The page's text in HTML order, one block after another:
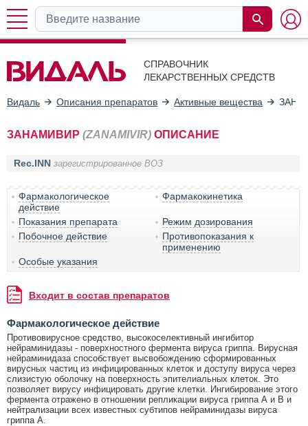
СПРАВОЧНИК
ЛЕКАРСТВЕННЫХ СРЕДСТВ
Видаль Описания препаратов Активные вещества
ЗАНАМИВИР (ZANAMIVIR) ОПИСАНИЕ
Rec.INN зарегистрированное ВОЗ
Фармакологическое
действие
Фармакокинетика
Показания препарата
Режим дозирования
Побочное действие
Противопоказания к
применению
Особые указания
Входит в состав препаратов
Фармакологическое действие
Противовирусное средство, высокоселективный ингибитор
нейраминидазы - поверхностного фермента вируса гриппа. Вирусная
нейраминидаза способствует высвобождению сформированных
вирусных частиц из инфицированных клеток и доступу вируса через
слизистую оболочку на поверхность эпителиальных клеток. Это
позволяет вирусу инфицировать другие клетки. Ингибирование этого
фермента отражено в отношении репликации вируса гриппа А и В и
нейтрализации всех известных субтипов нейраминидазы вируса
гриппа А.